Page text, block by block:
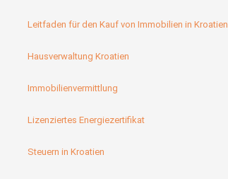
Leitfaden für den Kauf von Immobilien in Kroatien
Hausverwaltung Kroatien
Immobilienvermittlung
Lizenziertes Energiezertifikat
Steuern in Kroatien